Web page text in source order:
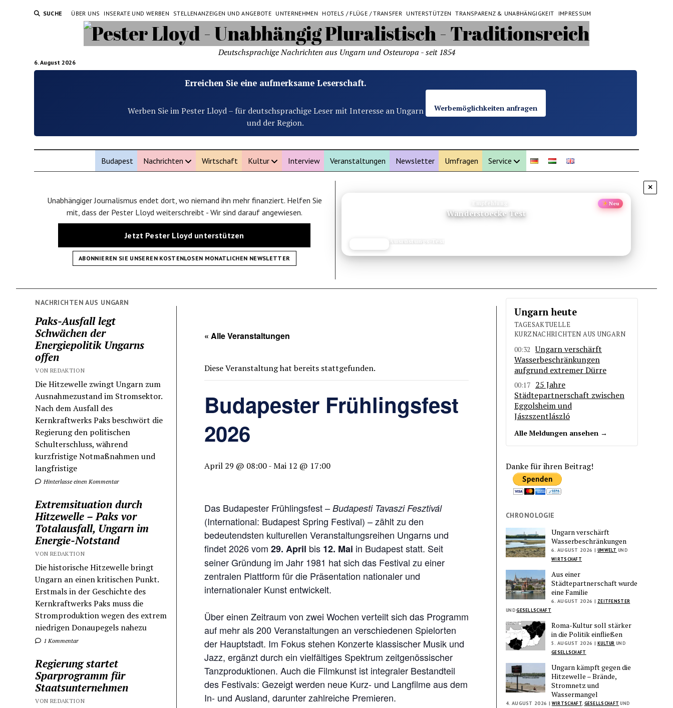
SUCHE ÜBER UNS INSERATE UND WERBEN STELLENANZEIGEN UND ANGEBOTE UNTERNEHMEN HOTELS / FLÜGE / TRANSFER UNTERSTÜTZEN TRANSPARENZ & UNABHÄNGIGKEIT IMPRESSUM
6. August 2026
Deutschsprachige Nachrichten aus Ungarn und Osteuropa - seit 1854
Erreichen Sie eine aufmerksame Leserschaft.
Werben Sie im Pester Lloyd – für deutschsprachige Leser mit Interesse an Ungarn
und der Region.
Werbemöglichkeiten anfragen
Budapest Nachrichten Wirtschaft Kultur Interview Veranstaltungen Newsletter Umfragen Service
×
Unabhängiger Journalismus endet dort, wo niemand ihn mehr finanziert. Helfen Sie
mit, dass der Pester Lloyd weiterschreibt - Wir sind darauf angewiesen.
Jetzt Pester Lloyd unterstützen
ABONNIEREN SIE UNSEREN KOSTENLOSEN MONATLICHEN NEWSLETTER
Empfehlung Neu
Lovina Bali Norden
Reisetipp
NACHRICHTEN AUS UNGARN
Paks-Ausfall legt
Schwächen der
Energiepolitik Ungarns
offen
VON REDAKTION
Die Hitzewelle zwingt Ungarn zum
Ausnahmezustand im Stromsektor.
Nach dem Ausfall des
Kernkraftwerks Paks beschwört die
Regierung den politischen
Schulterschluss, während
kurzfristige Notmaßnahmen und
langfristige
Hinterlasse einen Kommentar
Extremsituation durch
Hitzewelle – Paks vor
Totalausfall, Ungarn im
Energie-Notstand
VON REDAKTION
Die historische Hitzewelle bringt
Ungarn an einen kritischen Punkt.
Erstmals in der Geschichte des
Kernkraftwerks Paks muss die
Stromproduktion wegen des extrem
niedrigen Donaupegels nahezu
1 Kommentar
Regierung startet
Sparprogramm für
Staatsunternehmen
VON REDAKTION
« Alle Veranstaltungen
Diese Veranstaltung hat bereits stattgefunden.
Budapester Frühlingsfest
2026
April 29 @ 08:00-Mai 12 @ 17:00
Das Budapester Frühlingsfest – Budapesti Tavaszi Fesztivál
(International: Budapest Spring Festival) – zählt zu den
bedeutendsten kulturellen Veranstaltungsreihen Ungarns und
findet 2026 vom 29. April bis 12. Mai in Budapest statt. Seit
seiner Gründung im Jahr 1981 hat sich das Festival zu einer
zentralen Plattform für die Präsentation nationaler und
internationaler Kunst entwickelt.
Über einen Zeitraum von zwei Wochen verteilt sich das Programm
auf mehr als 200 Veranstaltungen an verschiedenen Spielorten
der Hauptstadt. Im Fokus stehen Konzerte klassischer Musik und
Jazz, ergänzt durch ein vielfältiges Spektrum zeitgenössischer
Tanzproduktionen. Auch die Filmkunst ist integraler Bestandteil
des Festivals: Gezeigt werden neue Kurz- und Langfilme aus dem
In- und Ausland, darunter zahlreiche Premieren.
Ungarn heute
TAGESAKTUELLE
KURZNACHRICHTEN AUS UNGARN
00:32
Ungarn verschärft
Wasserbeschränkungen
aufgrund extremer Dürre
00:17
25 Jahre
Städtepartnerschaft zwischen
Eggolsheim und
Jászszentlászló
Alle Meldungen ansehen →
Danke für ihren Beitrag!
CHRONOLOGIE
Ungarn verschärft
Wasserbeschränkungen
6. AUGUST 2026 | UMWELT UND
WIRTSCHAFT
Aus einer
Städtepartnerschaft wurde
eine Familie
6. AUGUST 2026 | ZEITFENSTER
UNDGESELLSCHAFT
Roma-Kultur soll stärker
in die Politik einfließen
5. AUGUST 2026 | KULTUR UND
GESELLSCHAFT
Ungarn kämpft gegen die
Hitzewelle – Brände,
Stromnetz und
Wassermangel
4. AUGUST 2026 | WIRTSCHAFT, GESELLSCHAFT UND